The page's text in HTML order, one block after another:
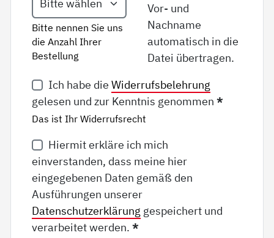
Bitte nennen Sie uns
die Anzahl Ihrer
Bestellung
Vor- und
Nachname
automatisch in die
Datei übertragen.
Ich habe die Widerrufsbelehrung
gelesen und zur Kenntnis genommen*
Das ist Ihr Widerrufsrecht
Hiermit erkläre ich mich
einverstanden, dass meine hier
eingegebenen Daten gemäß den
Ausführungen unserer
Datenschutzerklärung gespeichert und
verarbeitet werden.*